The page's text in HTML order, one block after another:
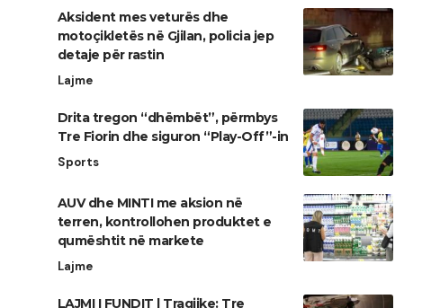
Aksident mes veturës dhe
motoçikletës në Gjilan, policia jep
detaje për rastin
Lajme
Drita tregon “dhëmbët”, përmbys
Tre Fiorin dhe siguron “Play-Off”-in
Sports
AUV dhe MINTI me aksion në
terren, kontrollohen produktet e
qumështit në markete
Lajme
LAJMI I FUNDIT | Tragjike: Tre